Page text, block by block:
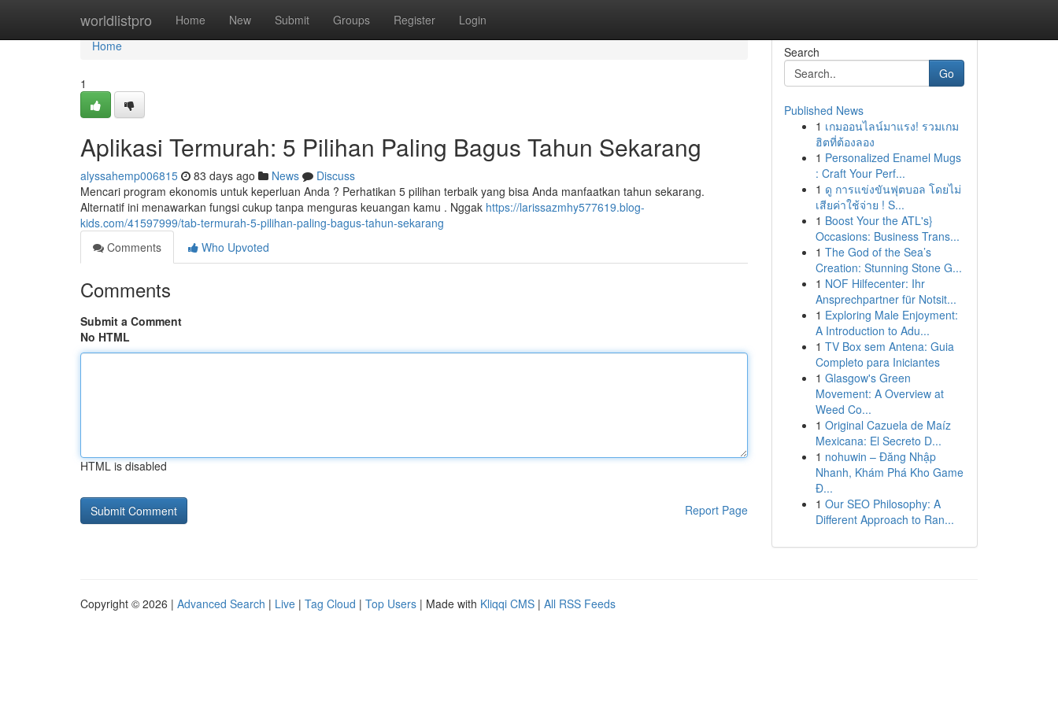
worldlistpro Home New Submit Groups Register Login
Home
Home
1
Aplikasi Termurah: 5 Pilihan Paling Bagus Tahun Sekarang
alyssahemp006815 83 days ago News
Discuss
Mencari program ekonomis untuk keperluan Anda ? Perhatikan 5 pilihan terbaik yang bisa Anda manfaatkan tahun sekarang.
Alternatif ini menawarkan fungsi cukup tanpa menguras keuangan kamu . Nggak https://larissazmhy577619.blog-
kids.com/41597999/tab-termurah-5-pilihan-paling-bagus-tahun-sekarang
Comments
Who Upvoted
Comments
Submit a Comment
No HTML
HTML is disabled
Report Page
Search
Go
Published News
1 เกมออนไลน์มาแรง! รวมเกม
ฮิตที่ต้องลอง
1 Personalized Enamel Mugs
: Craft Your Perf...
1 ดู การแข่งขันฟุตบอล โดยไม่
เสียค่าใช้จ่าย ! S...
1 Boost Your the ATL's}
Occasions: Business Trans...
1 The God of the Sea’s
Creation: Stunning Stone G...
1 NOF Hilfecenter: Ihr
Ansprechpartner für Notsit...
1 Exploring Male Enjoyment:
A Introduction to Adu...
1 TV Box sem Antena: Guia
Completo para Iniciantes
1 Glasgow's Green
Movement: A Overview at
Weed Co...
1 Original Cazuela de Maíz
Mexicana: El Secreto D...
1 nohuwin – Đăng Nhập
Nhanh, Khám Phá Kho Game
Đ...
1 Our SEO Philosophy: A
Different Approach to Ran...
Copyright © 2026 | Advanced Search | Live | Tag Cloud | Top Users | Made with Kliqqi CMS | All RSS Feeds